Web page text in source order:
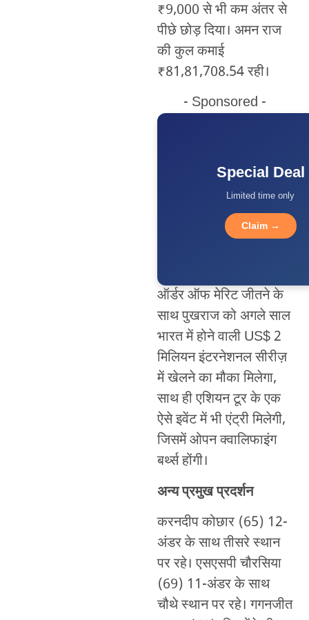
₹9,000 से भी कम अंतर से
पीछे छोड़ दिया। अमन राज
की कुल कमाई
₹81,81,708.54 रही।
- Sponsored -
Special Deal
Limited time only
Claim →
ऑर्डर ऑफ मेरिट जीतने के
साथ पुखराज को अगले साल
भारत में होने वाली US$ 2
मिलियन इंटरनेशनल सीरीज़
में खेलने का मौका मिलेगा,
साथ ही एशियन टूर के एक
ऐसे इवेंट में भी एंट्री मिलेगी,
जिसमें ओपन क्वालिफाइंग
बर्थ्स होंगी।
अन्य प्रमुख प्रदर्शन
करनदीप कोछार (65) 12-
अंडर के साथ तीसरे स्थान
पर रहे। एसएसपी चौरसिया
(69) 11-अंडर के साथ
चौथे स्थान पर रहे। गगनजीत